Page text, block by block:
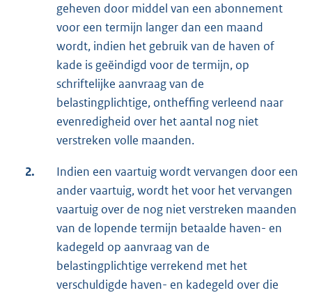
geheven door middel van een abonnement
voor een termijn langer dan een maand
wordt, indien het gebruik van de haven of
kade is geëindigd voor de termijn, op
schriftelijke aanvraag van de
belastingplichtige, ontheffing verleend naar
evenredigheid over het aantal nog niet
verstreken volle maanden.
2.
Indien een vaartuig wordt vervangen door een
ander vaartuig, wordt het voor het vervangen
vaartuig over de nog niet verstreken maanden
van de lopende termijn betaalde haven- en
kadegeld op aanvraag van de
belastingplichtige verrekend met het
verschuldigde haven- en kadegeld over die